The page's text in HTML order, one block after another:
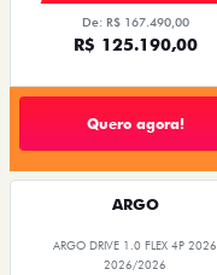
De: R$ 167.490,00
R$ 125.190,00
Quero agora!
ARGO
ARGO DRIVE 1.0 FLEX 4P 2026
2026/2026